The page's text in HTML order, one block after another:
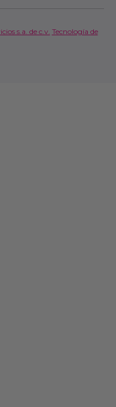
s.a. de c.v. Tecnología de